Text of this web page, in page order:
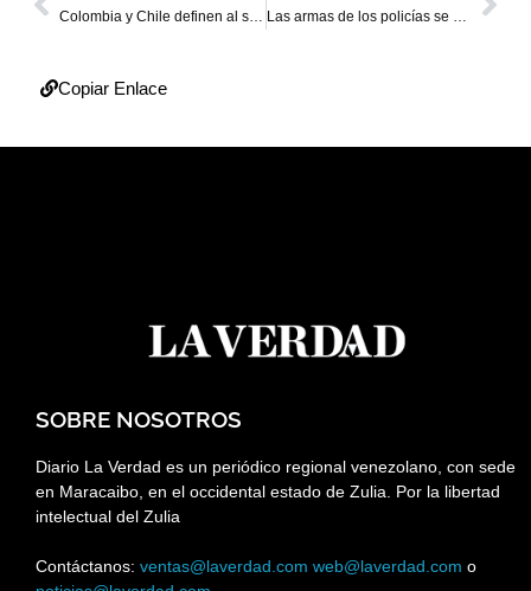
Colombia y Chile definen al segundo finalista de la Copa América Las armas de los policías se pagan en pesos y dólares
Copiar Enlace
SOBRE NOSOTROS
Diario La Verdad es un periódico regional venezolano, con sede
en Maracaibo, en el occidental estado de Zulia. Por la libertad
intelectual del Zulia
Contáctanos: ventas@laverdad.com web@laverdad.com o